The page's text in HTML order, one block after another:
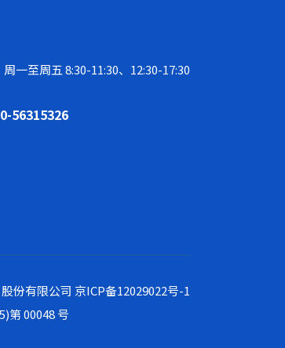
一至周五 8:30-11:30、12:30-17:30
56315326
份有限公司 京ICP备12029022号-1
第 00048 号